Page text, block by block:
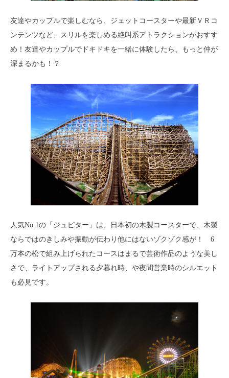
友達やカップルで楽しむなら、ジェットコースターや最新ＶＲコ
ンテンツなど、スリルを楽しめる絶叫系アトラクションがおすす
め！友達やカップルでドキドキを一緒に体験したら、もっと仲が
深まるかも！？
人気No.1の「ジュピター」は、日本初の木製コースターで、木製
ならではのきしみや振動が伝わり他にはないゾクゾク感が！ 6
万本の松で組み上げられたコースはまるで芸術作品のような美し
さで、ライトアップされる夕暮れ時、や夜間営業時のシルエット
も必見です。